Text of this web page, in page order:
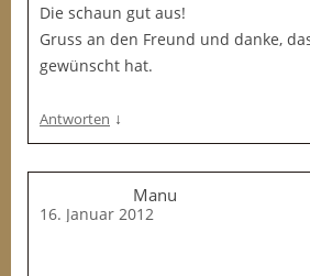
Die schaun gut aus!
Gruss an den Freund und danke,
gewünscht hat.
Antworten ↓
Manu
16. Januar 2012